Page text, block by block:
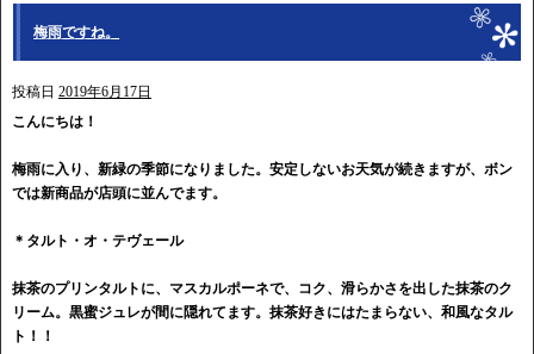
梅雨ですね。
投稿日 2019年6月17日
こんにちは！
梅雨に入り、新緑の季節になりました。安定しないお天気が続きますが、ボン
では新商品が店頭に並んでます。
＊タルト・オ・テヴェール
抹茶のプリンタルトに、マスカルポーネで、コク、滑らかさを出した抹茶のク
リーム。黒蜜ジュレが間に隠れてます。抹茶好きにはたまらない、和風なタル
ト！！